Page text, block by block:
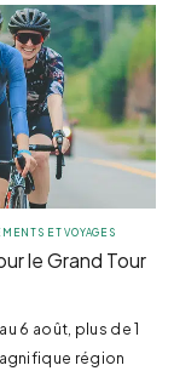
ET VOYAGES
le Grand Tour
6 août, plus de 1
région